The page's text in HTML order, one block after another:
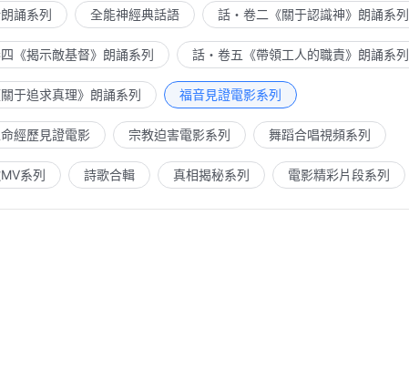
誦系列 全能神經典話語 話・卷二《關于認識神》朗誦系列
《揭示敵基督》朗誦系列 話・卷五《帶領工人的職責》朗誦系列
于追求真理》朗誦系列 福音見證電影系列
經歷見證電影 宗教迫害電影系列 舞蹈合唱視頻系列
系列 詩歌合輯 真相揭秘系列 電影精彩片段系列